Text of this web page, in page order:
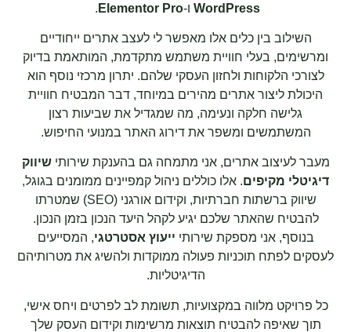
WordPress ו-Elementor Pro
.
השילוב בין כלים אלו מאפשר לי לעצב אתרים ייחודיים
ומרשימים, בעלי חוויית משתמש מתקדמת, המותאמת בדיוק
לצורכי הלקוחות ולחזון העסקי שלהם. יתרון מרכזי נוסף הוא
היכולת ליצור אתרים מהירים במיוחד, דבר המבטיח חוויית
גלישה חלקה ונעימה, מה שמגדיל את שביעות רצון
המשתמשים ומשפר את דירוג האתר במנועי החיפוש.
מעבר לעיצוב אתרים, אני מתמחה גם בהענקת שירותישיווק
דיגיטלי מקיפים. אלו כוללים ניהול קמפיינים ממומנים בגוגל,
שיווק ברשתות חברתיות, וקידום אורגני (SEO) שמטרתו
להבטיח שהאתר שלכם יגיע לקהל היעד הנכון בזמן הנכון.
בנוסף, אני מספקת שירותי ייעוץ אסטרטגי, המסייעים
לעסקים לפתח תוכניות פעולה ממוקדות ולהשיג את מטרותיהם
הדיגיטליות.
כל פרויקט מלווה במקצועיות, תשומת לב לפרטים ויחס אישי,
תוך שאיפה להבטיח תוצאות מרשימות וקידום העסק שלך